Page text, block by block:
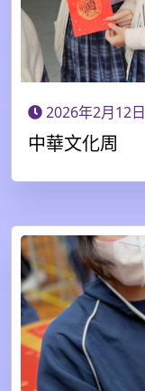
2026年2月12日
中華文化周